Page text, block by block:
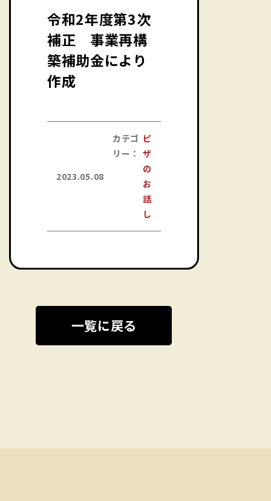
令和2年度第3次
補正 事業再構
築補助金により
作成
2023.05.08
カテゴ
リー：
ピ
ザ
の
お
話
し
一覧に戻る